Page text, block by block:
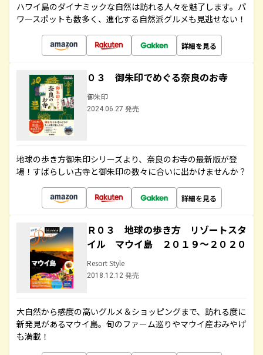
ハワイ島のダイナミックな自然は訪れる人々を魅了します。パ
ワースポットも数多く、進化する自然派グルメも見逃せない！
詳細を見る
０３ 御朱印でめぐる奈良のお寺
御朱印
2024.06.27 発売
地球の歩き方御朱印シリーズより、奈良のお寺の最新版が登
場！すばらしい古寺と御朱印の数々に合いに出かけませんか？
詳細を見る
Ｒ０３ 地球の歩き方 リゾートスタ
イル マウイ島 ２０１９～２０２０
Resort Style
2018.12.12 発売
大自然から感度の高いグルメ＆ショッピングまで、訪れる度に
新発見があるマウイ島。旬のファーム巡りやマウイ産おみやげ
も満載！